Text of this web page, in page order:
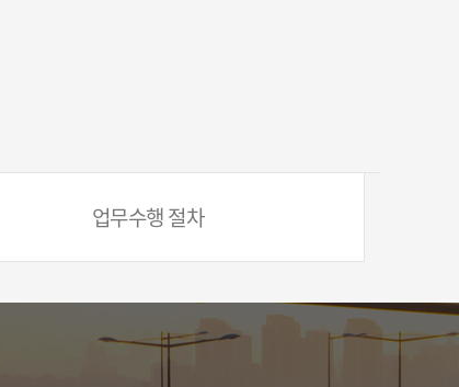
업무수행 절차